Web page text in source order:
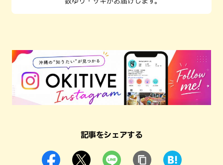
記事をシェアする